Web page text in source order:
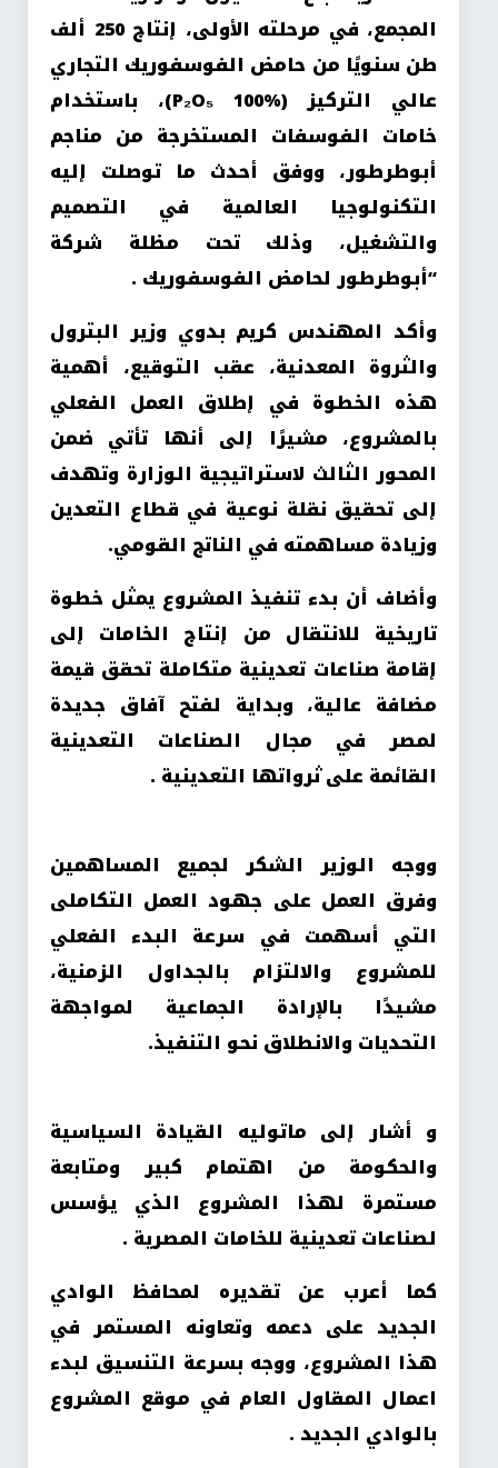
المجمع، في مرحلته الأولى، إنتاج 250 ألف
طن سنويًا من حامض الفوسفوريك التجاري
عالي التركيز (P₂O₅ 100%)، باستخدام
خامات الفوسفات المستخرجة من مناجم
أبوطرطور، ووفق أحدث ما توصلت إليه
التكنولوجيا العالمية في التصميم
والتشغيل، وذلك تحت مظلة شركة
“أبوطرطور لحامض الفوسفوريك .
وأكد المهندس كريم بدوي وزير البترول
والثروة المعدنية، عقب التوقيع، أهمية
هذه الخطوة في إطلاق العمل الفعلي
بالمشروع، مشيرًا إلى أنها تأتي ضمن
المحور الثالث لاستراتيجية الوزارة وتهدف
إلى تحقيق نقلة نوعية في قطاع التعدين
وزيادة مساهمته في الناتج القومي.
وأضاف أن بدء تنفيذ المشروع يمثل خطوة
تاريخية للانتقال من إنتاج الخامات إلى
إقامة صناعات تعدينية متكاملة تحقق قيمة
مضافة عالية، وبداية لفتح آفاق جديدة
لمصر في مجال الصناعات التعدينية
القائمة على ثرواتها التعدينية .
ووجه الوزير الشكر لجميع المساهمين
وفرق العمل على جهود العمل التكاملى
التي أسهمت في سرعة البدء الفعلي
للمشروع والالتزام بالجداول الزمنية،
مشيدًا بالإرادة الجماعية لمواجهة
التحديات والانطلاق نحو التنفيذ.
و أشار إلى ماتوليه القيادة السياسية
والحكومة من اهتمام كبير ومتابعة
مستمرة لهذا المشروع الذي يؤسس
لصناعات تعدينية للخامات المصرية .
كما أعرب عن تقديره لمحافظ الوادي
الجديد على دعمه وتعاونه المستمر في
هذا المشروع، ووجه بسرعة التنسيق لبدء
اعمال المقاول العام في موقع المشروع
بالوادي الجديد .